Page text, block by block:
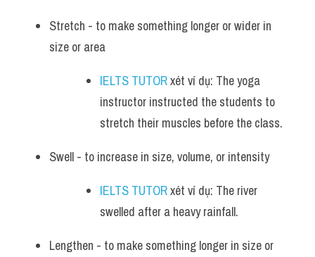
Stretch - to make something longer or wider in
size or area
IELTS TUTOR xét ví dụ: The yoga
instructor instructed the students to
stretch their muscles before the class.
Swell - to increase in size, volume, or intensity
IELTS TUTOR xét ví dụ: The river
swelled after a heavy rainfall.
Lengthen - to make something longer in size or